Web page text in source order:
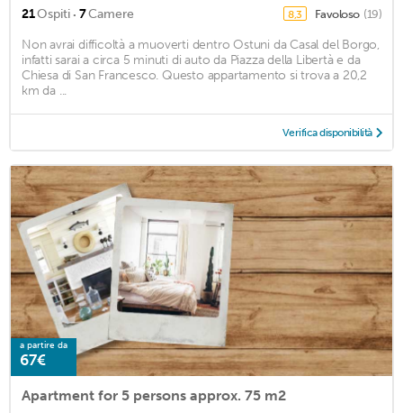
21Ospiti · 7Camere 8,3 Favoloso (19)
Non avrai difficoltà a muoverti dentro Ostuni da Casal del Borgo,
infatti sarai a circa 5 minuti di auto da Piazza della Libertà e da
Chiesa di San Francesco. Questo appartamento si trova a 20,2
km da ...
Verifica disponibilità
a partire da
67€
Apartment for 5 persons approx. 75 m2